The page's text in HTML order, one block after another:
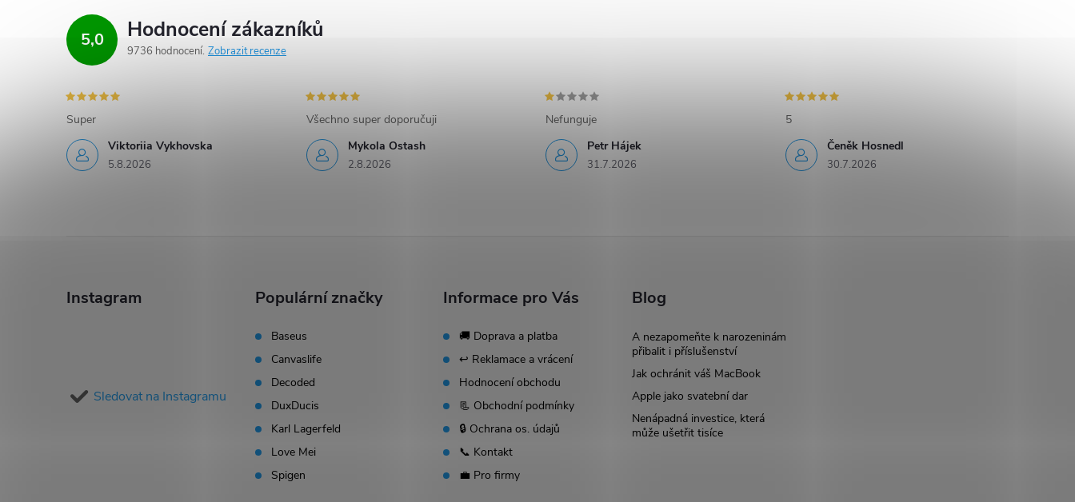
5,0 Hodnocení zákazníků
9736 hodnocení Zobrazit recenze
Viktoriia Vykhovska
5.8.2026
Super
Mykola Ostash
2.8.2026
Všechno super doporučuji
Petr Hájek
31.7.2026
Nefunguje
Čeněk Hosnedl
30.7.2026
5
Instagram
Sledovat na Instagramu
Populární značky
Baseus
Canvaslife
Decoded
DuxDucis
Karl Lagerfeld
Love Mei
Spigen
Informace pro Vás
🚚 Doprava a platba
↩️ Reklamace a vrácení
Hodnocení obchodu
📃 Obchodní podmínky
🔒 Ochrana os. údajů
📞 Kontakt
💼 Pro firmy
Blog
A nezapomeňte k narozeninám
přibalit i příslušenství
Jak ochránit váš MacBook
Apple jako svatební dar
Nenápadná investice, která
může ušetřit tisíce